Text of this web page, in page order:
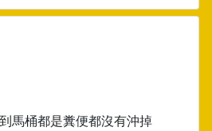
馬桶都是糞便都沒有沖掉